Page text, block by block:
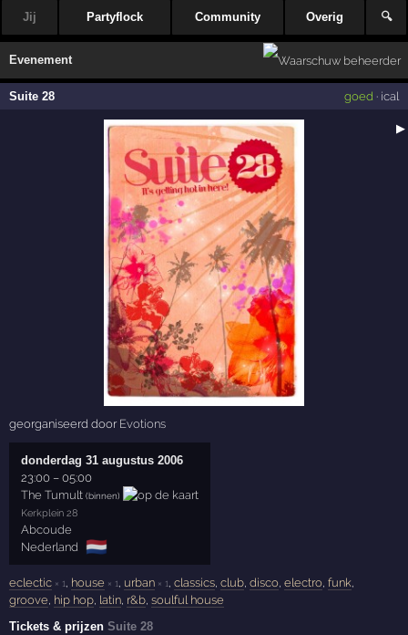
Jij Partyflock Community Overig 🔍
Evenement
Suite 28 goed· ical
▶
georganiseerd door Evotions
donderdag 31 augustus 2006
23:00 –05:00
The Tumult (binnen)
Kerkplein 28
Abcoude
Nederland
🇳🇱
eclectic × 1 house × 1 urban × 1 ,classics ,club ,disco ,electro ,funk
groove hip hop latin r&b ,soulful house
Tickets & prijzenSuite 28